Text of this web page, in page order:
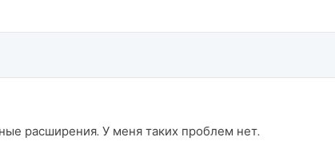
расширения. У меня таких проблем нет.